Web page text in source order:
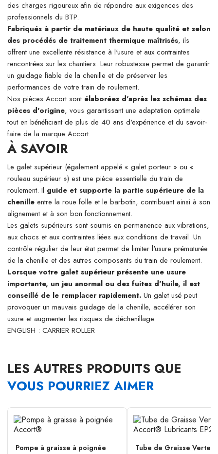
des charges rigoureux afin de répondre aux exigences des
professionnels du BTP.
Fabriqués à partir de matériaux de haute qualité et selon
des procédés de traitement thermique maîtrisés, ils
offrent une excellente résistance à l'usure et aux contraintes
rencontrées sur les chantiers. Leur robustesse permet de garantir
un guidage fiable de la chenille et de préserver les
performances de votre train de roulement.
Nos pièces Accort sont élaborées d'après les schémas des
pièces d'origine, vous garantissant une adaptation optimale
tout en bénéficiant de plus de 40 ans d'expérience et du savoir-
faire de la marque Accort.
À SAVOIR
Le galet supérieur (également appelé « galet porteur » ou «
rouleau supérieur ») est une pièce essentielle du train de
roulement. Il guide et supporte la partie supérieure de la
chenille entre la roue folle et le barbotin, contribuant ainsi à son
alignement et à son bon fonctionnement.
Les galets supérieurs sont soumis en permanence aux vibrations,
aux chocs et aux contraintes liées aux conditions de travail. Un
contrôle régulier de leur état permet de limiter l'usure prématurée
de la chenille et des autres composants du train de roulement.
Lorsque votre galet supérieur présente une usure
importante, un jeu anormal ou des fuites d'huile, il est
conseillé de le remplacer rapidement. Un galet usé peut
provoquer un mauvais guidage de la chenille, accélérer son
usure et augmenter les risques de déchenillage.
ENGLISH : CARRIER ROLLER
LES AUTRES PRODUITS QUE
VOUS POURRIEZ AIMER
Pompe à graisse à poignée
Tube de Graisse Verte